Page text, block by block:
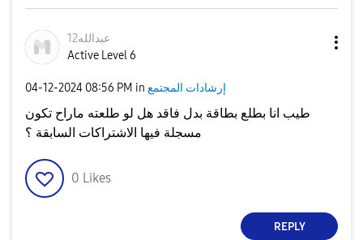
عبدالله12
Active Level 6
‎04-12-2024 08:56 PM in إرشادات المجتمع
طيب انا بطلع بطاقة بدل فاقد هل لو طلعته ماراح تكون
مسجلة فيها الاشتراكات السابقة ؟
0 Likes
REPLY